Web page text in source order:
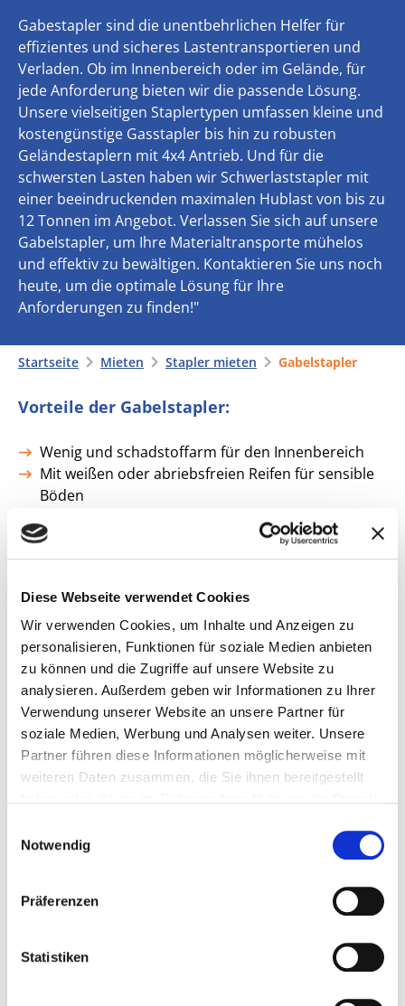
Diese Webseite verwendet Cookies
Wir verwenden Cookies, um Inhalte und Anzeigen zu
personalisieren, Funktionen für soziale Medien anbieten
zu können und die Zugriffe auf unsere Website zu
analysieren. Außerdem geben wir Informationen zu Ihrer
Verwendung unserer Website an unsere Partner für
soziale Medien, Werbung und Analysen weiter. Unsere
Partner führen diese Informationen möglicherweise mit
weiteren Daten zusammen, die Sie ihnen bereitgestellt
Notwendig
Präferenzen
Statistiken
Gabestapler sind die unentbehrlichen Helfer für
effizientes und sicheres Lastentransportieren und
Verladen. Ob im Innenbereich oder im Gelände, für
jede Anforderung bieten wir die passende Lösung.
Unsere vielseitigen Staplertypen umfassen kleine und
kostengünstige Gasstapler bis hin zu robusten
Geländestaplern mit 4x4 Antrieb. Und für die
schwersten Lasten haben wir Schwerlaststapler mit
einer beeindruckenden maximalen Hublast von bis zu
12 Tonnen im Angebot. Verlassen Sie sich auf unsere
Gabelstapler, um Ihre Materialtransporte mühelos
und effektiv zu bewältigen. Kontaktieren Sie uns noch
heute, um die optimale Lösung für Ihre
Anforderungen zu finden!"
Startseite Mieten Stapler mieten Gabelstapler
Vorteile der Gabelstapler:
Wenig und schadstoffarm für den Innenbereich
Mit weißen oder abriebsfreien Reifen für sensible
Böden
Leistungsstarke Batterie-, Gas-, Diesel-Antriebe
Verlängerbare Gabelzinken, hydraulische
Seitenverschiebung
Außenbereich - mit Diesel- und Allradantrieb für
unwegsames Gelände
Unterschiedliche Anbaugeräte für vielseitige
Einsätze wie z.B. Ballenklammer, Drehgerät oder
Zinkenversteller
ab 69,00 € pro Tag*
Wochen
Gabelstapler Elektro